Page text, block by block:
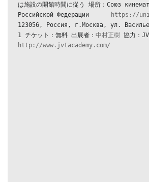
は施設の開館時間に従う 場所：Союз
Российской Федерации
https://
123056, Россия, г.Москва, ул.
1 チケット：無料 出展者： 中村正樹
http://www.jvtacademy.com/